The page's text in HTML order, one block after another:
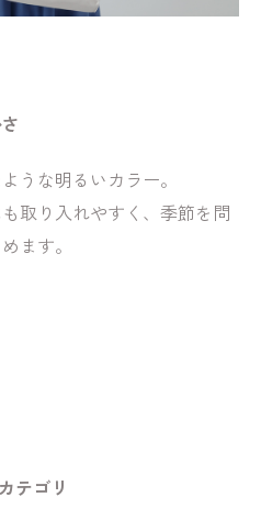
うな明るいカラー。
取り入れやすく、季節を問
ます。
テゴリ